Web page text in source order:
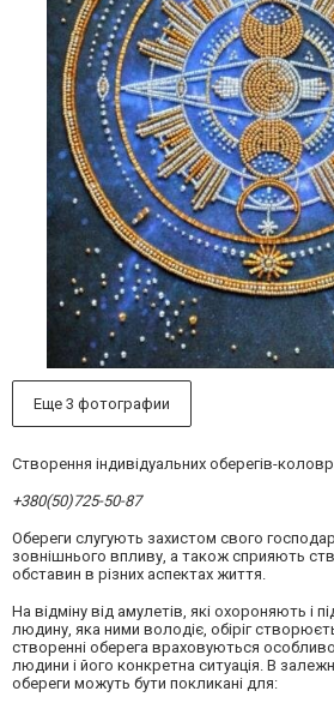
Еще 3 фотографии
Створення індивідуальних оберегів-
+380(50)725-50-87
Обереги слугують захистом свого
зовнішнього впливу, а також сприяють
обставин в різних аспектах життя.
На відміну від амулетів, які охороняють і
людину, яка ними володіє, обіріг
створенні оберега враховуються
людини і його конкретна ситуація. В
обереги можуть бути покликані для: